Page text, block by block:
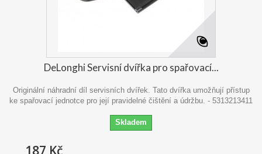
DeLonghi Servisní dvířka pro spařovací...
Originální náhradní díl servisních dvířek. Tato dvířka umožňují přístup
ke spařovací jednotce pro její pravidelné čištění a údržbu. - 5313213411
Skladem
187 Kč